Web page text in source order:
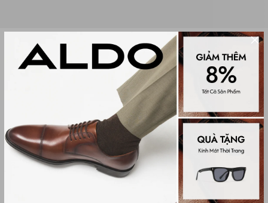
SET TÚI ĐEO VAI NỮ CONFERENCE
Women Cross & Shoulder
1,099,000₫ 2,280,000₫